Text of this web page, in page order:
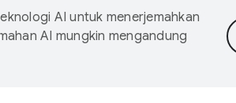
AI untuk menerjemahkan
AI mungkin mengandung